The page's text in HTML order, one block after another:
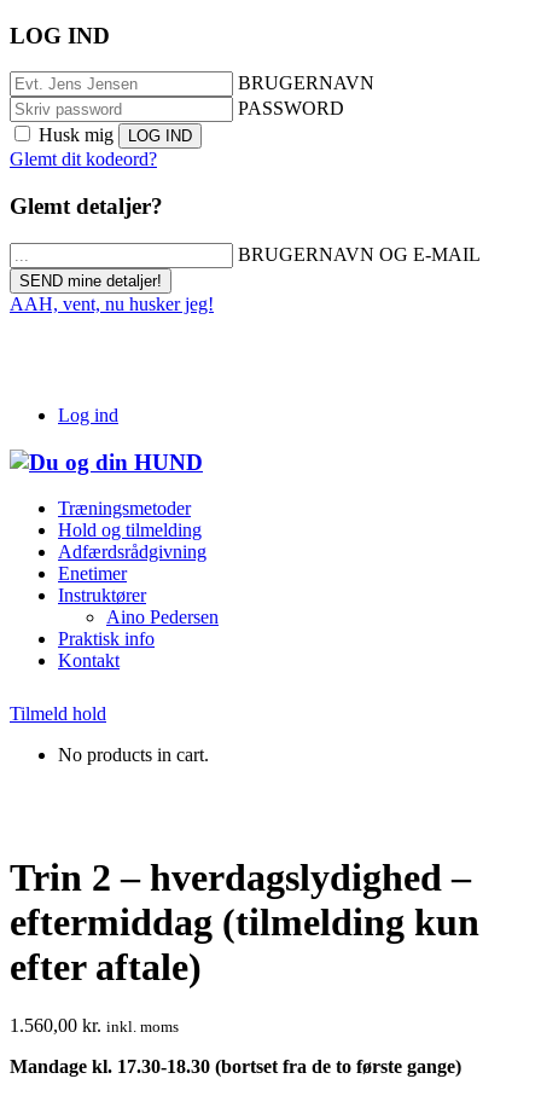
LOG IND
BRUGERNAVN
PASSWORD
Husk mig
Glemt dit kodeord?
Glemt detaljer?
BRUGERNAVN OG E-MAIL
AAH, vent, nu husker jeg!
Log ind
Træningsmetoder
Hold og tilmelding
Adfærdsrådgivning
Enetimer
Instruktører
Aino Pedersen
Praktisk info
Kontakt
Tilmeld hold
No products in cart.
Trin 2 – hverdagslydighed –
eftermiddag (tilmelding kun
efter aftale)
1.560,00 kr. inkl. moms
Mandage kl. 17.30-18.30 (bortset fra de to første gange)